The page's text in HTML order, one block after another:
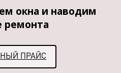
окна и наводим
ремонта
ПРАЙС